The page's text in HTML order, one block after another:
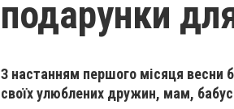
подарунки
З настанням першого місяця весни
своїх улюблених дружин, мам,